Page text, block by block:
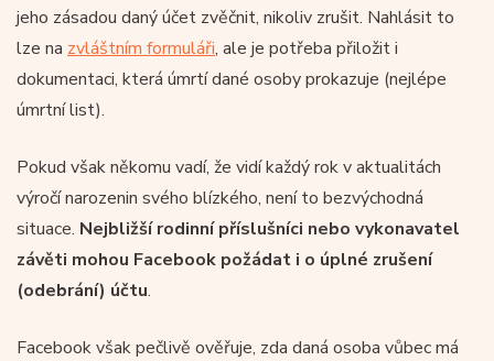
jeho zásadou daný účet zvěčnit, nikoliv zrušit. Nahlásit to
lze na zvláštním formuláři, ale je potřeba přiložit i
dokumentaci, která úmrtí dané osoby prokazuje (nejlépe
úmrtní list).
Pokud však někomu vadí, že vidí každý rok v aktualitách
výročí narozenin svého blízkého, není to bezvýchodná
situace. Nejbližší rodinní příslušníci nebo vykonavatel
závěti mohou Facebook požádat i o úplné zrušení
(odebrání) účtu.
Facebook však pečlivě ověřuje, zda daná osoba vůbec má